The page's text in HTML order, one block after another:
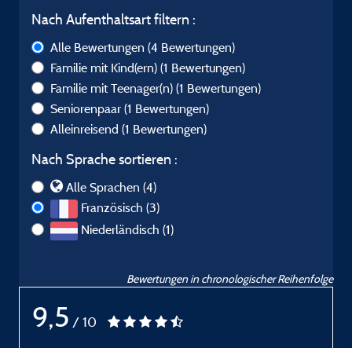
Nach Aufenthaltsart filtern :
Alle Bewertungen (4 Bewertungen)
Familie mit Kind(ern) (1 Bewertungen)
Familie mit Teenager(n) (1 Bewertungen)
Seniorenpaar (1 Bewertungen)
Alleinreisend (1 Bewertungen)
Nach Sprache sortieren :
Alle Sprachen (4)
Französisch (3)
Niederländisch (1)
Bewertungen in chronologischer Reihenfolge
9,5 / 10